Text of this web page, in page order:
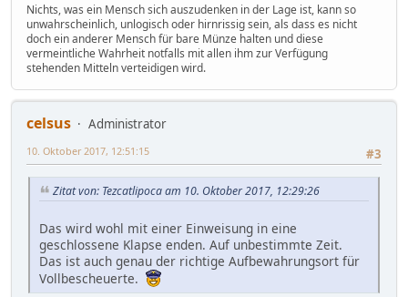
Nichts, was ein Mensch sich auszudenken in der Lage ist, kann so
unwahrscheinlich, unlogisch oder hirnrissig sein, als dass es nicht
doch ein anderer Mensch für bare Münze halten und diese
vermeintliche Wahrheit notfalls mit allen ihm zur Verfügung
stehenden Mitteln verteidigen wird.
celsus
Administrator
#3
10. Oktober 2017, 12:51:15
Zitat von: Tezcatlipoca am 10. Oktober 2017, 12:29:26
Das wird wohl mit einer Einweisung in eine
geschlossene Klapse enden. Auf unbestimmte Zeit.
Das ist auch genau der richtige Aufbewahrungsort für
Vollbescheuerte.